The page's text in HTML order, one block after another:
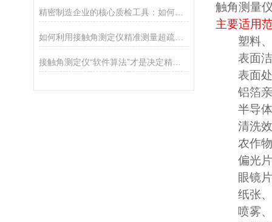
精密制造企业的核心质检工具：如何通过接触角控制产品质量
如何利用接触角测定仪精准测量超疏水材料（>150°）
接触角测定仪“软件算法”才是决定精度的灵魂
触角测量
主要适用
塑料
表面
表面
铝箔
半导
清洗
农作
偏光
眼镜
纸张
喷雾